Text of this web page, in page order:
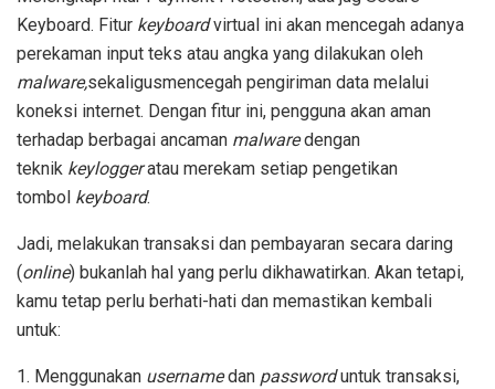
Keyboard. Fitur keyboardvirtual ini akan mencegah adanya
perekaman input teks atau angka yang dilakukan oleh
malware,sekaligusmencegah pengiriman data melalui
koneksi internet. Dengan fitur ini, pengguna akan aman
terhadap berbagai ancaman malwaredengan
teknik keyloggeratau merekam setiap pengetikan
tombol keyboard.
Jadi, melakukan transaksi dan pembayaran secara daring
(online) bukanlah hal yang perlu dikhawatirkan. Akan tetapi,
kamu tetap perlu berhati-hati dan memastikan kembali
untuk:
1. Menggunakan usernamedan passworduntuk transaksi,